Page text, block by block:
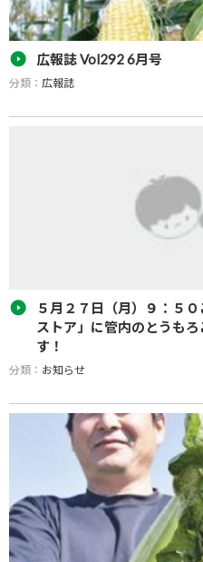
広報誌 Vol292 6月号
分類： 広報誌
広報誌「GREEN PEACE Vol292
５月２７日（月）９：５
ストア」に管内のとうも
す！
分類： お知らせ
５月２７日（月）９：５０ごろ
に、ＪＡみなみ筑後管内のとう
方が出演されます！ ぜひご覧く